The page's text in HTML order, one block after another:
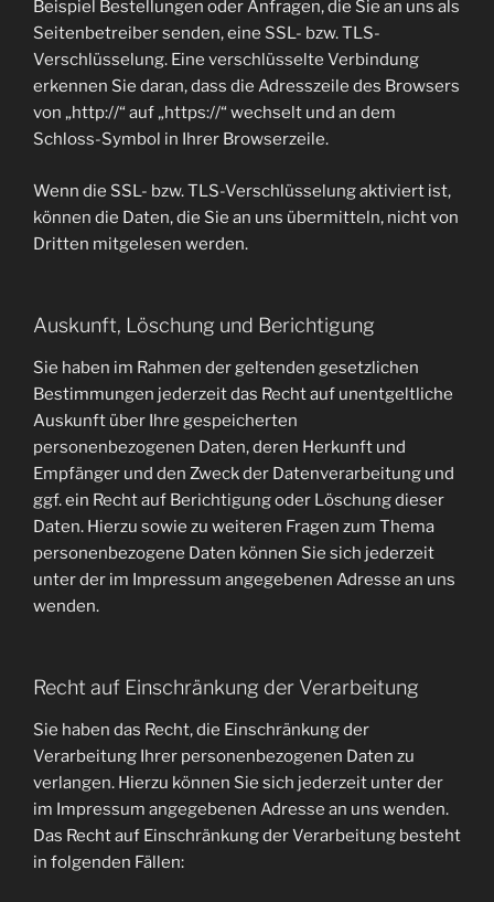
Beispiel Bestellungen oder Anfragen, die Sie an uns als
Seitenbetreiber senden, eine SSL- bzw. TLS-
Verschlüsselung. Eine verschlüsselte Verbindung
erkennen Sie daran, dass die Adresszeile des Browsers
von „http://“ auf „https://“ wechselt und an dem
Schloss-Symbol in Ihrer Browserzeile.
Wenn die SSL- bzw. TLS-Verschlüsselung aktiviert ist,
können die Daten, die Sie an uns übermitteln, nicht von
Dritten mitgelesen werden.
Auskunft, Löschung und Berichtigung
Sie haben im Rahmen der geltenden gesetzlichen
Bestimmungen jederzeit das Recht auf unentgeltliche
Auskunft über Ihre gespeicherten
personenbezogenen Daten, deren Herkunft und
Empfänger und den Zweck der Datenverarbeitung und
ggf. ein Recht auf Berichtigung oder Löschung dieser
Daten. Hierzu sowie zu weiteren Fragen zum Thema
personenbezogene Daten können Sie sich jederzeit
unter der im Impressum angegebenen Adresse an uns
wenden.
Recht auf Einschränkung der Verarbeitung
Sie haben das Recht, die Einschränkung der
Verarbeitung Ihrer personenbezogenen Daten zu
verlangen. Hierzu können Sie sich jederzeit unter der
im Impressum angegebenen Adresse an uns wenden.
Das Recht auf Einschränkung der Verarbeitung besteht
in folgenden Fällen: